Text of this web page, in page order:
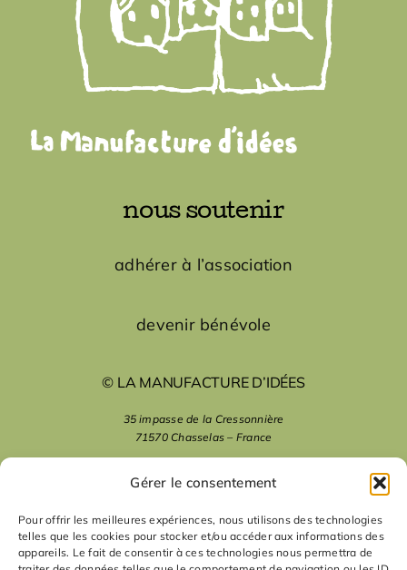
Gérer le consentement
Pour offrir les meilleures expériences, nous utilisons des technologies
telles que les cookies pour stocker et/ou accéder aux informations des
appareils. Le fait de consentir à ces technologies nous permettra de
nous soutenir
adhérer à l’association
devenir bénévole
© LA MANUFACTURE D’IDÉES
35 impasse de la Cressonnière
71570 Chasselas – France
mentions légales
nous suivre